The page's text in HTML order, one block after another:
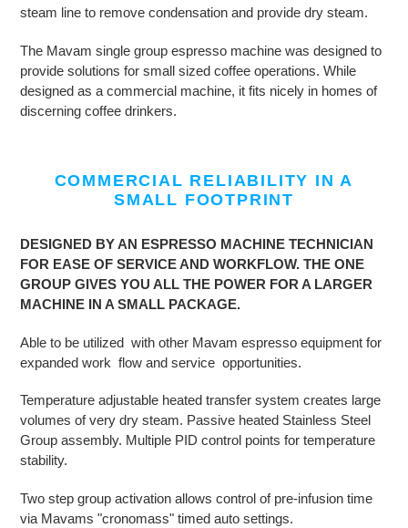
steam line to remove condensation and provide dry steam.
The Mavam single group espresso machine was designed to
provide solutions for small sized coffee operations. While
designed as a commercial machine, it fits nicely in homes of
discerning coffee drinkers.
COMMERCIAL RELIABILITY IN A
SMALL FOOTPRINT
DESIGNED BY AN ESPRESSO MACHINE TECHNICIAN
FOR EASE OF SERVICE AND WORKFLOW. THE ONE
GROUP GIVES YOU ALL THE POWER FOR A LARGER
MACHINE IN A SMALL PACKAGE.
Able to be utilized with other Mavam espresso equipment for
expanded work flow and service opportunities.
Temperature adjustable heated transfer system creates large
volumes of very dry steam. Passive heated Stainless Steel
Group assembly. Multiple PID control points for temperature
stability.
Two step group activation allows control of pre-infusion time
via Mavams "cronomass" timed auto settings.